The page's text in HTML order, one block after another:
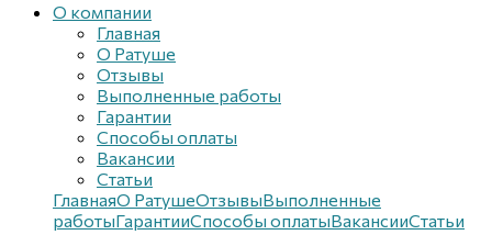
О компании
Главная
О Ратуше
Отзывы
Выполненные работы
Гарантии
Способы оплаты
Вакансии
Статьи
ГлавнаяО РатушеОтзывыВыполненные
работыГарантииСпособы оплатыВакансииСтатьи